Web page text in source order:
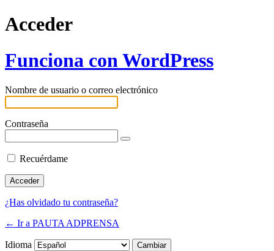
Acceder
Funciona con WordPress
Nombre de usuario o correo electrónico
Contraseña
Recuérdame
¿Has olvidado tu contraseña?
← Ir a PAUTA ADPRENSA
Idioma